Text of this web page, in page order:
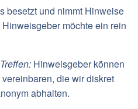
besetzt und nimmt Hinweise
möchte ein rein
Hinweisgeber können
die wir diskret
abhalten.